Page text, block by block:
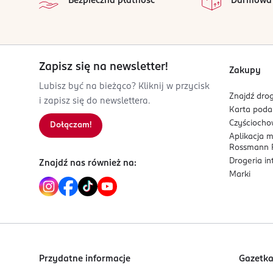
4 305615 440668
Zapisz się na newsletter!
Lubisz być na bieżąco? Kliknij w przycisk
i zapisz się do newslettera.
Dołączam!
Znajdź nas również na:
Zakupy
Znajdź
Karta
Aplikacja
Rossmann
Drogeria
Marki
Przydatne informacje Gazetka